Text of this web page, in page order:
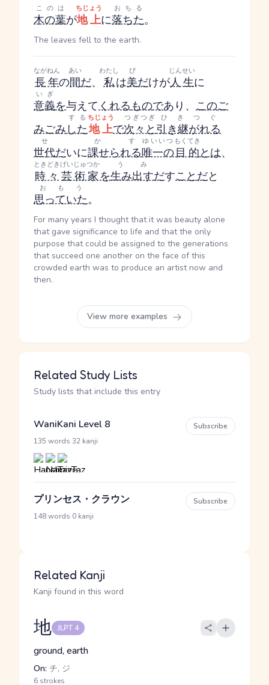
木の葉
このは
が地上
ちじょう
に落ちた
おちる
。
The leaves fell to the earth.
長年
ながねん
の間
あい
だ、 私
わたし
は美
び
だけが人生
じんせい
に
意義
いぎ
を与えてくれるものであり、 このご
みごみした
する
地上
ちじょう
で次々と
つぎつぎ
引き継がれる
ひきつぐ
世代
せ
だいに課せられる
かす
唯一の
ゆいいつ
目的
もくてき
とは、
時々
ときどき
芸術家
げいじゅつか
を生み出す
うみ
だすことだと
思っていた
おもう
。
For many years I thought that it was beauty alone
that gave significance to life and that the only
purpose that could be assigned to the generations
that succeed one another on the face of this
crowded earth was to produce an artist now and
then.
View more examples
Related Study Lists
Study lists that include this entry
WaniKani Level 8
135 words 32 kanji
Subscribe
プリンセス・クラウン
148 words 0 kanji
Subscribe
Related Kanji
Kanji found in this word
地 JLPT 4
ground, earth
On: チ, ジ
6 strokes